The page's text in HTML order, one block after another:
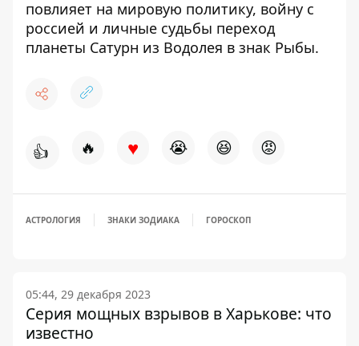
повлияет на мировую политику, войну с
россией и личные судьбы переход
планеты Сатурн из Водолея в знак Рыбы.
👍 🔥 ♥ 😭 😆 😡
АСТРОЛОГИЯ ЗНАКИ ЗОДИАКА ГОРОСКОП
05:44, 29 декабря 2023
Серия мощных взрывов в Харькове: что
известно